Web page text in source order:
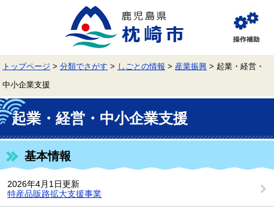
で
す。
ば
し
本
文
へ
覧
補
助
トップページ > 分類でさがす > しごとの情報 > 産業振興 > 起業・経営・
中小企業支援
本
文 起業・経営・中小企業支援
基本情報
2026年4月1日更新
特産品販路拡大支援事業